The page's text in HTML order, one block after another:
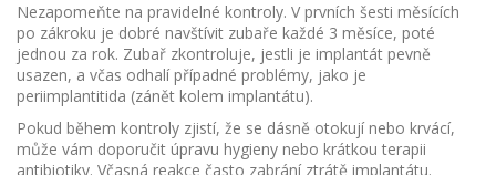
Nezapomeňte na pravidelné kontroly. V prvních šesti měsících
po zákroku je dobré navštívit zubaře každé 3 měsíce, poté
jednou za rok. Zubař zkontroluje, jestli je implantát pevně
usazen, a včas odhalí případné problémy, jako je
periimplantitida (zánět kolem implantátu).
Pokud během kontroly zjistí, že se dásně otokují nebo krvácí,
může vám doporučit úpravu hygieny nebo krátkou terapii
antibiotiky. Včasná reakce často zabrání ztrátě implantátu.